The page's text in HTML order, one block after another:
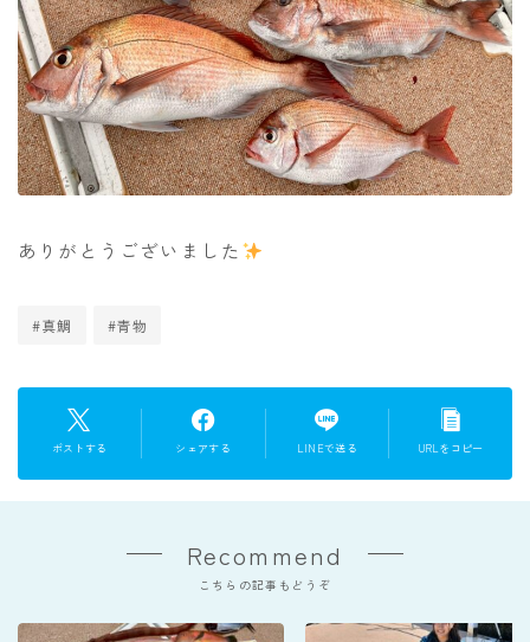
ありがとうございました
#真鯛 #青物
ポストする シェアする LINEで送る URLをコピー
Recommend
こちらの記事もどうぞ